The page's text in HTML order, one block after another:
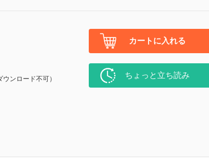
ンロード不可）
カートに入れる
ちょっと立ち読み